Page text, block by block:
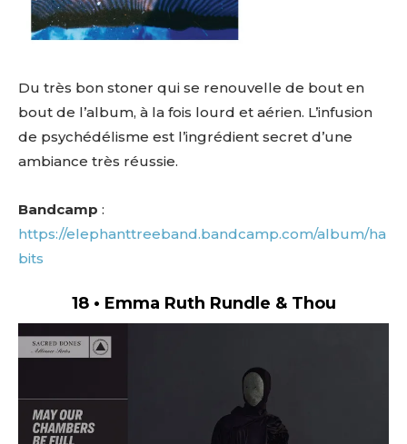
Du très bon stoner qui se renouvelle de bout en
bout de l’album, à la fois lourd et aérien. L’infusion
de psychédélisme est l’ingrédient secret d’une
ambiance très réussie.
Bandcamp :
https://elephanttreeband.bandcamp.com/album/ha
bits
18 • Emma Ruth Rundle & Thou